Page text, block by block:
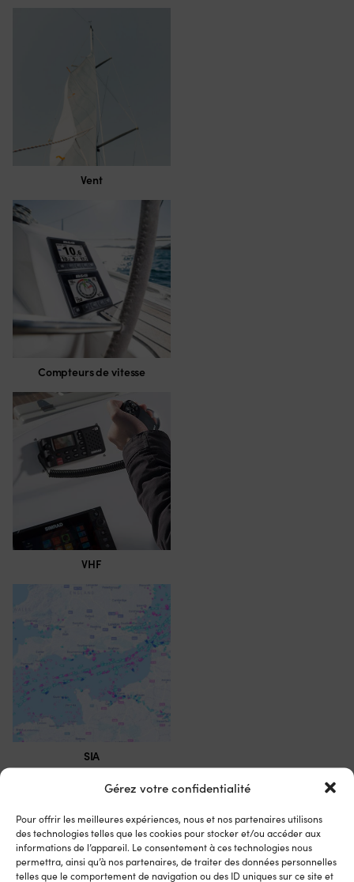
Gérez votre confidentialité
Pour offrir les meilleures expériences, nous et nos partenaires utilisons
des technologies telles que les cookies pour stocker et/ou accéder aux
informations de l’appareil. Le consentement à ces technologies nous
permettra, ainsi qu’à nos partenaires, de traiter des données personnelles
telles que le comportement de navigation ou des ID uniques sur ce site et
Vent
Compteurs de vitesse
VHF
SIA